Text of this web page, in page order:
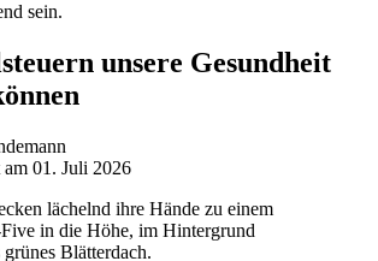
sein.
unsere Gesundheit
01. Juli 2026